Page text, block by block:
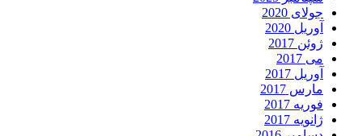
جولای 2020
آوریل 2020
ژوئن 2017
می 2017
آوریل 2017
مارس 2017
فوریه 2017
ژانویه 2017